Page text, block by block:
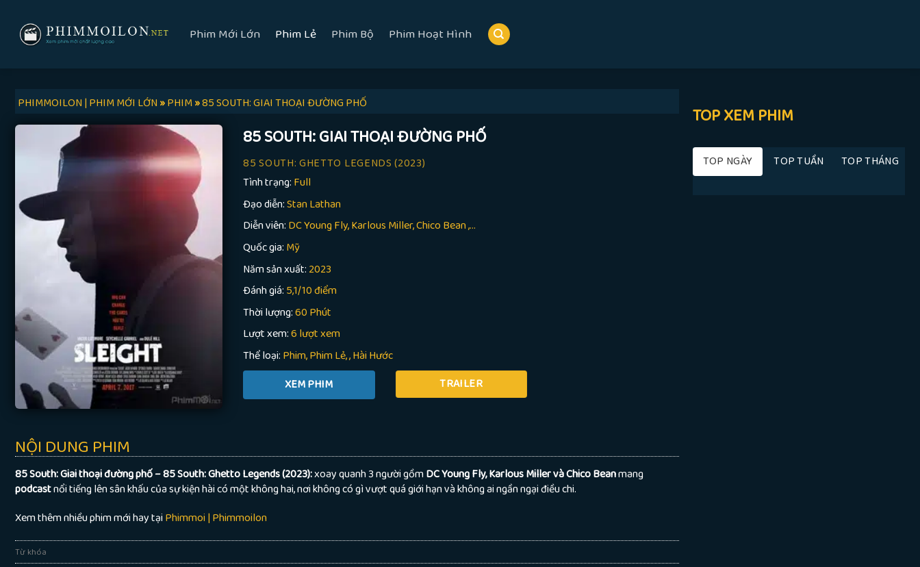
content
Phim Mới Lớn Phim Lẻ Phim Bộ Phim Hoạt Hình
PHIMMOILON | PHIM MỚI LỚN »PHIM»85 SOUTH: GIAI THOẠI ĐƯỜNG PHỐ
85 SOUTH: GIAI THOẠI ĐƯỜNG PHỐ
85 SOUTH: GHETTO LEGENDS (2023)
Tình trạng: Full
Đạo diễn:Stan Lathan
Diễn viên: DC Young Fly, Karlous Miller, Chico Bean ,...
Quốc gia: Mỹ
Năm sản xuất: 2023
Đánh giá: 5,1/10 điểm
Thời lượng:60 Phút
Lượt xem:6 lượt xem
Thể loại: Phim Phim Lẻ ,Hài Hước
TRAILER
NỘI DUNG PHIM
85 South: Giai thoại đường phố – 85 South: Ghetto Legends (2023):xoay quanh 3 người gồmDC Young Fly, Karlous Miller và Chico Beanmang
podcastnổi tiếng lên sân khấu của sự kiện hài có một không hai, nơi không có gì vượt quá giới hạn và không ai ngần ngại điều chi.
Xem thêm nhiều phim mới hay tạiPhimmoi | Phimmoilon
Từ khóa
TOP XEM PHIM
TOP NGÀY TOP TUẦN TOP THÁNG